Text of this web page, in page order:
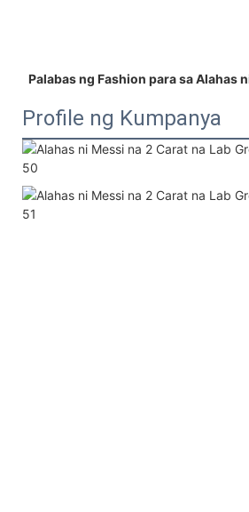
Palabas ng Fashion para sa Alahas
Profile ng Kumpanya